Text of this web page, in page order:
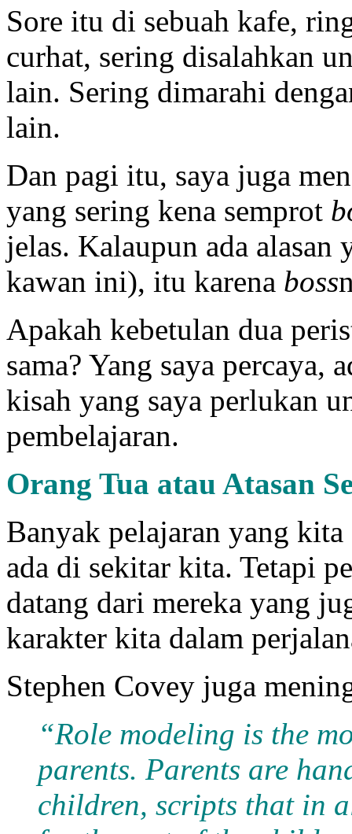
Sore itu di sebuah kafe,
curhat, sering disalahkan
lain. Sering dimarahi
lain.
Dan pagi itu, saya juga
yang sering kena semprot
jelas. Kalaupun ada
kawan ini), itu karena boss
Apakah kebetulan dua
sama? Yang saya percaya,
kisah yang saya perlukan
pembelajaran.
Orang Tua atau Atasan
Banyak pelajaran yang
ada di sekitar kita. Tetapi
datang dari mereka yang
karakter kita dalam
Stephen Covey juga
“Role modeling is the
parents. Parents are
children, scripts that in